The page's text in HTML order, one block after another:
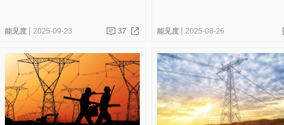
能见度 2025-09-23 37 能见度 2025-08-26